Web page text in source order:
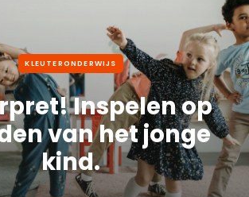
KLEUTERONDERWIJS
Inspelen op
van het jonge
kind.